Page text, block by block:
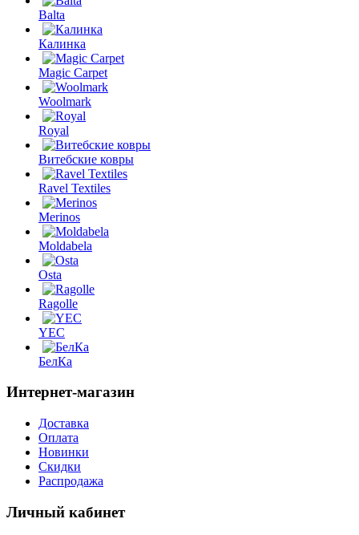
Balta
Калинка
Magic Carpet
Woolmark
Royal
Витебские ковры
Ravel Textiles
Merinos
Moldabela
Osta
Ragolle
YEC
БелКа
Интернет-магазин
Доставка
Оплата
Новинки
Скидки
Распродажа
Личный кабинет